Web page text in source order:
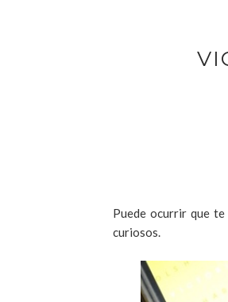
Puede ocurrir que
curiosos.